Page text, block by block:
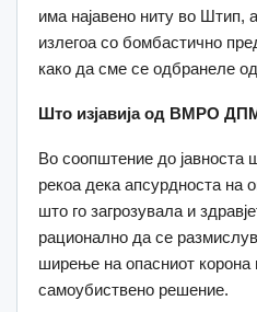
има најавено ниту во Штип,
излегоа со бомбастично
како да сме се одбранеле
Што изјавија од ВМРО
Во соопштение до јавноста
рекоа дека апсурдноста на
што го загрозувала и
рационално да се
ширење на опасниот
самоубиствено решение.